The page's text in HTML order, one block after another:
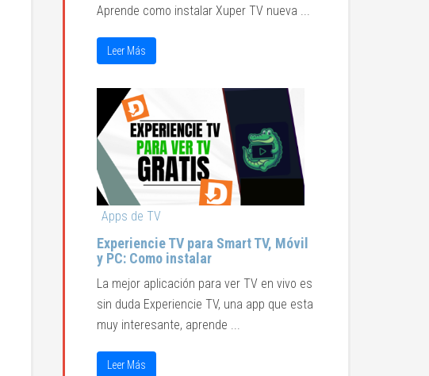
Aprende como instalar Xuper TV nueva ...
Leer Más
Apps de TV
Experiencie TV para Smart TV, Móvil
y PC: Como instalar
La mejor aplicación para ver TV en vivo es
sin duda Experiencie TV, una app que esta
muy interesante, aprende ...
Leer Más